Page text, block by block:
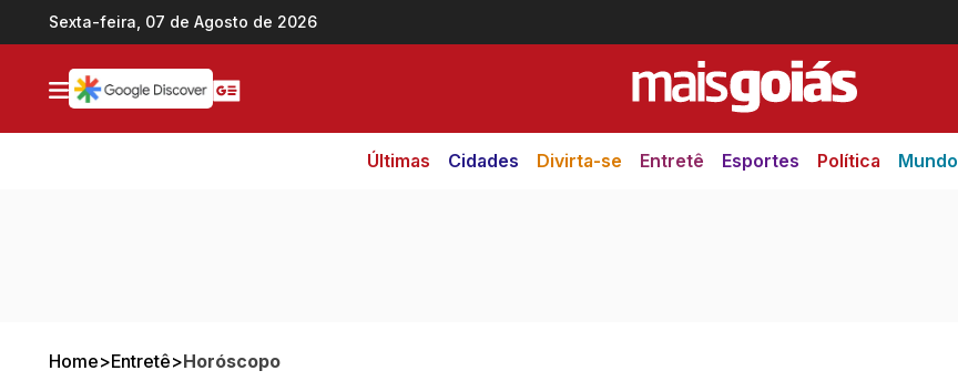
Ir direto pro conteúdo
Sexta-feira, 07 de Agosto de 2026
Últimas Cidades Divirta-se Entretê Esportes Política Mundo
Home>Entretê>Horóscopo